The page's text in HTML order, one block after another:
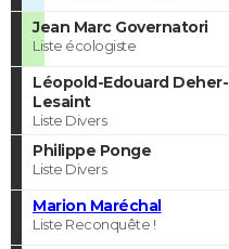
Jean Marc Governatori
Liste écologiste
Léopold-Edouard Deher-
Lesaint
Liste Divers
Philippe Ponge
Liste Divers
Marion Maréchal
Liste Reconquête !